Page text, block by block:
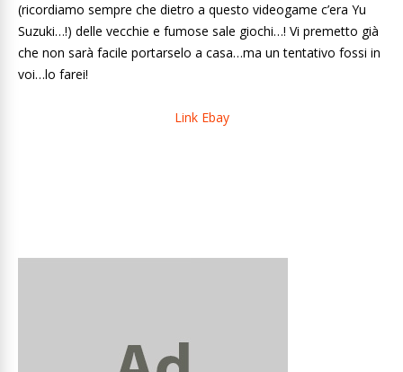
(ricordiamo sempre che dietro a questo videogame c’era Yu
Suzuki…!) delle vecchie e fumose sale giochi…! Vi premetto già
che non sarà facile portarselo a casa…ma un tentativo fossi in
voi…lo farei!
Link Ebay